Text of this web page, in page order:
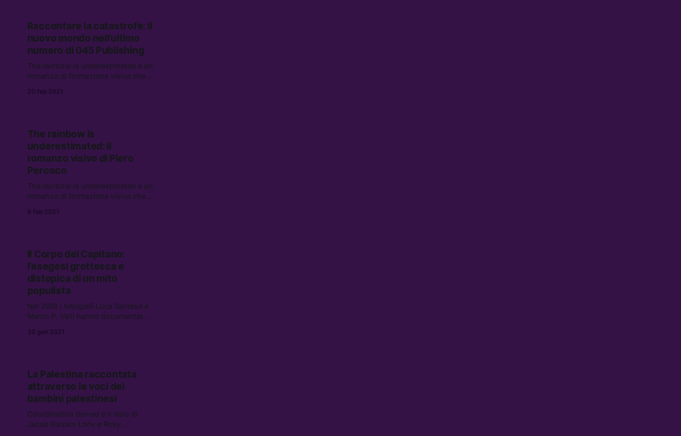
Raccontare la catastrofe: il
nuovo mondo nell’ultimo
numero di 045 Publishing
The rainbow is underestimated è un
romanzo di formazione visiva che
editing sulle immagini prodotte da
20 feb 2021
The rainbow is
underestimated: il
romanzo visivo di Piero
Percoco
The rainbow is underestimated è un
romanzo di formazione visiva che
editing sulle immagini prodotte da
6 feb 2021
Il Corpo del Capitano:
l’esegesi grottesca e
distopica di un mito
populista
Nel 2018 i fotografi Luca Santese e
Marco P. Valli hanno documentato
della cosiddetta Terza Repubblica.
indipendenti e installazioni
sperimentali.
30 gen 2021
La Palestina raccontata
attraverso le voci dei
bambini palestinesi
Coordination denied è il libro di
Jacob Balzani Lööv e Rosy